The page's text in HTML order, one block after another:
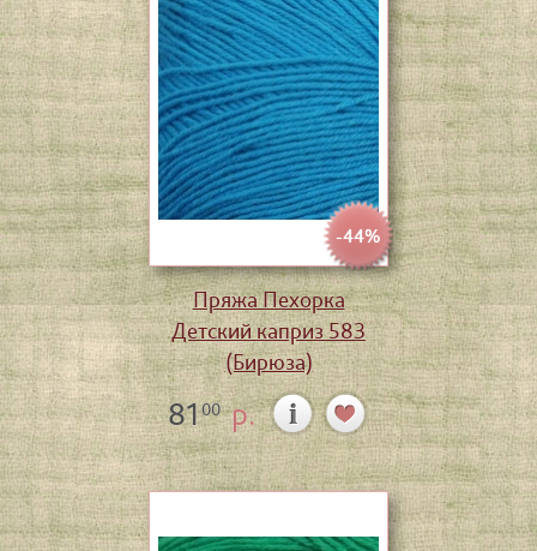
-44%
Пряжа Пехорка
Детский каприз 583
(Бирюза)
8100р.